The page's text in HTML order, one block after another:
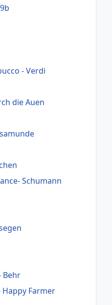
- Verdi
die Auen
Schumann
Behr
Farmer